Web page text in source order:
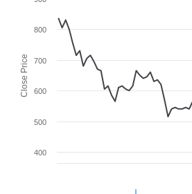
Close Price
400
500
600
700
800